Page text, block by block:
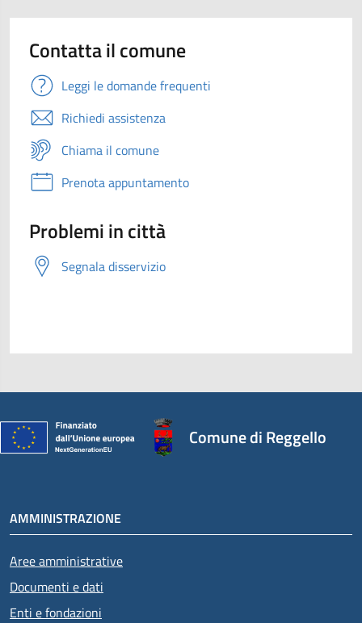
Contatta il comune
Leggi le domande frequenti
Richiedi assistenza
Chiama il comune
Prenota appuntamento
Problemi in città
Segnala disservizio
Comune di Reggello
AMMINISTRAZIONE
Aree amministrative
Documenti e dati
Enti e fondazioni